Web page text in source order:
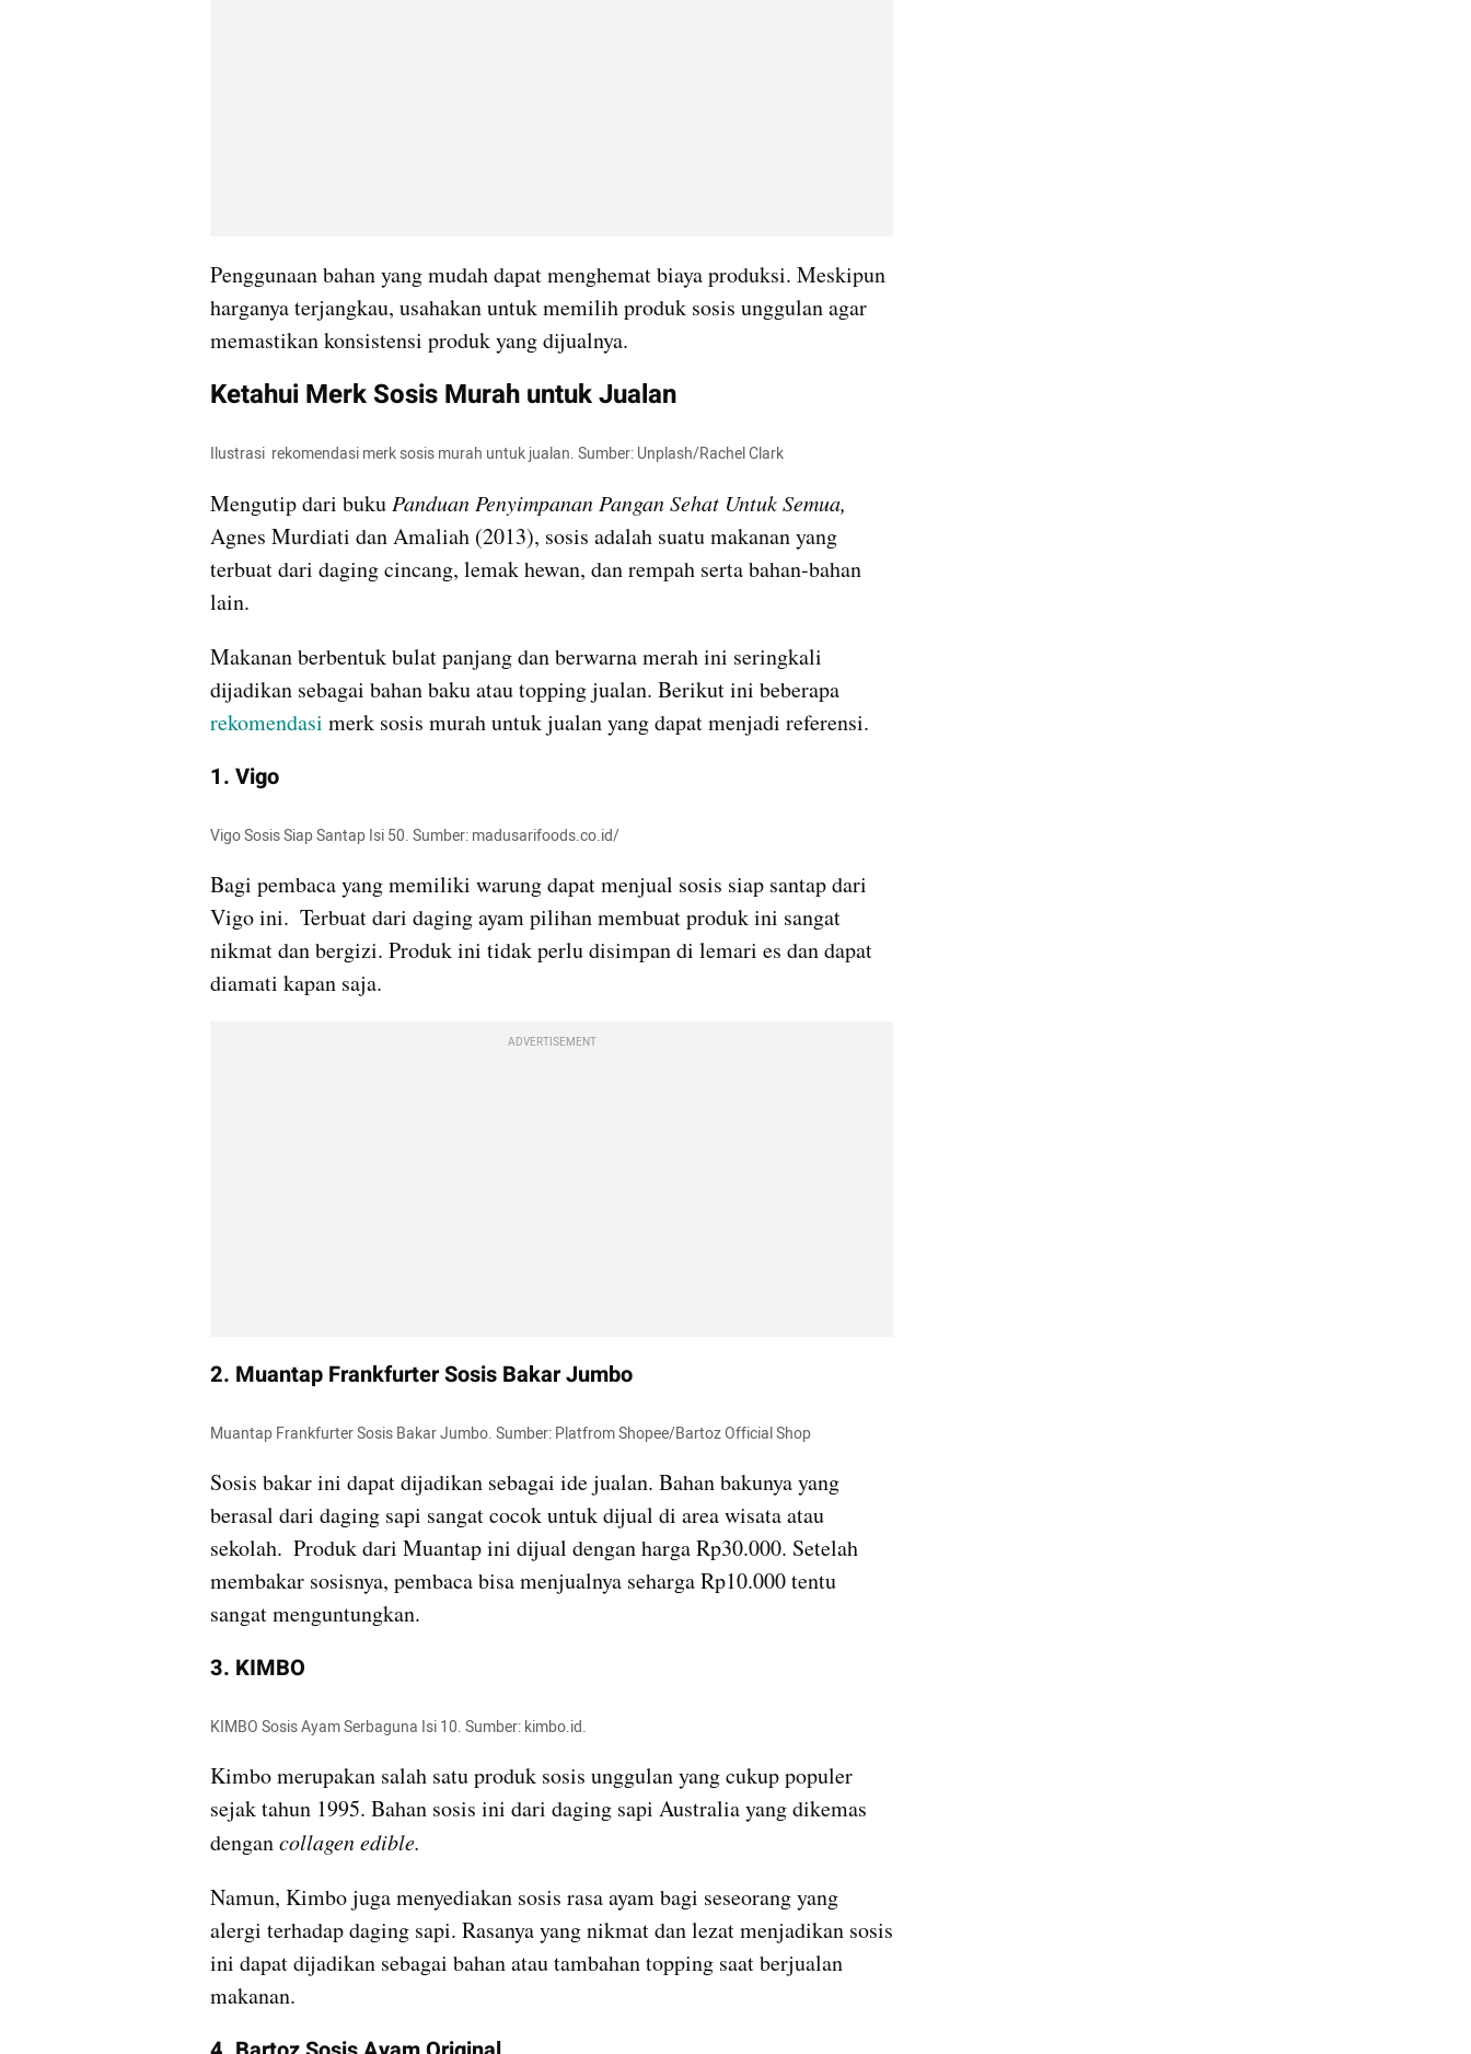
Penggunaan bahan yang mudah dapat menghemat biaya produksi. Meskipun
harganya terjangkau, usahakan untuk memilih produk sosis unggulan agar
memastikan konsistensi produk yang dijualnya.
Ketahui Merk Sosis Murah untuk Jualan
Ilustrasi  rekomendasi merk sosis murah untuk jualan. Sumber: Unplash/Rachel Clark
Mengutip dari buku Panduan Penyimpanan Pangan Sehat Untuk Semua,
Agnes Murdiati dan Amaliah (2013), sosis adalah suatu makanan yang
terbuat dari daging cincang, lemak hewan, dan rempah serta bahan-bahan
lain.
Makanan berbentuk bulat panjang dan berwarna merah ini seringkali
rekomendasi merk sosis murah untuk jualan yang dapat menjadi referensi.
1. Vigo
Vigo Sosis Siap Santap Isi 50. Sumber: madusarifoods.co.id/
Bagi pembaca yang memiliki warung dapat menjual sosis siap santap dari
Vigo ini.  Terbuat dari daging ayam pilihan membuat produk ini sangat
nikmat dan bergizi. Produk ini tidak perlu disimpan di lemari es dan dapat
diamati kapan saja.
ADVERTISEMENT
2. Muantap Frankfurter Sosis Bakar Jumbo
Muantap Frankfurter Sosis Bakar Jumbo. Sumber: Platfrom Shopee/Bartoz Official Shop
Sosis bakar ini dapat dijadikan sebagai ide jualan. Bahan bakunya yang
berasal dari daging sapi sangat cocok untuk dijual di area wisata atau
sekolah.  Produk dari Muantap ini dijual dengan harga Rp30.000. Setelah
membakar sosisnya, pembaca bisa menjualnya seharga Rp10.000 tentu
sangat menguntungkan.
3. KIMBO
KIMBO Sosis Ayam Serbaguna Isi 10. Sumber: kimbo.id.
Kimbo merupakan salah satu produk sosis unggulan yang cukup populer
sejak tahun 1995. Bahan sosis ini dari daging sapi Australia yang dikemas
dengan collagen edible.
Namun, Kimbo juga menyediakan sosis rasa ayam bagi seseorang yang
alergi terhadap daging sapi. Rasanya yang nikmat dan lezat menjadikan sosis
ini dapat dijadikan sebagai bahan atau tambahan topping saat berjualan
makanan.